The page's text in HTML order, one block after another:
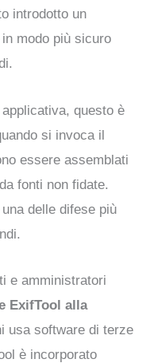
introdotto un
modo più sicuro
questo è
si invoca il
essere assemblati
fonti non fidate.
delle difese più
e amministratori
ExifTool alla
usa software di terze
è incorporato